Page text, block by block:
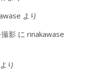
より
影 に rinakawase
より